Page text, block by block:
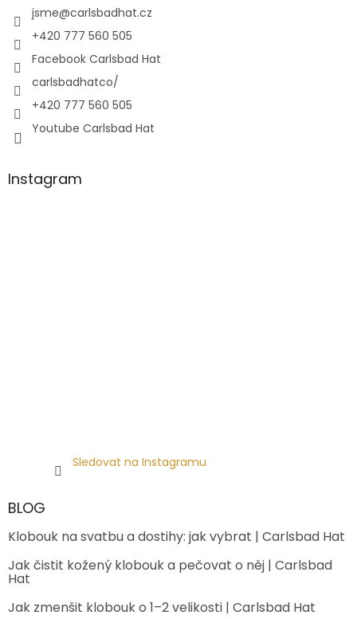
jsme@carlsbadhat.cz
+420 777 560 505
Facebook Carlsbad Hat
carlsbadhatco/
+420 777 560 505
Youtube Carlsbad Hat
Instagram
Sledovat na Instagramu
BLOG
Klobouk na svatbu a dostihy: jak vybrat | Carlsbad Hat
Jak čistit kožený klobouk a pečovat o něj | Carlsbad
Hat
Jak zmenšit klobouk o 1–2 velikosti | Carlsbad Hat